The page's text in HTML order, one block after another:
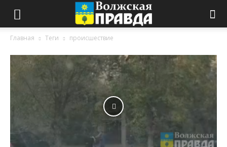
Главная Теги происшествие